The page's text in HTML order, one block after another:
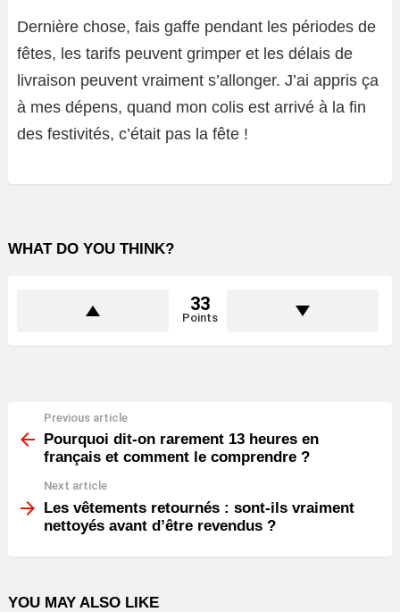
Dernière chose, fais gaffe pendant les périodes de
fêtes, les tarifs peuvent grimper et les délais de
livraison peuvent vraiment s’allonger. J’ai appris ça
à mes dépens, quand mon colis est arrivé à la fin
des festivités, c’était pas la fête !
WHAT DO YOU THINK?
33
Points
more
Previous article
Pourquoi dit-on rarement 13 heures en
français et comment le comprendre ?
Next article
Les vêtements retournés : sont-ils vraiment
nettoyés avant d’être revendus ?
YOU MAY ALSO LIKE